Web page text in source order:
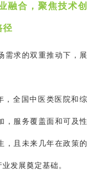
融合，聚焦技术创
径
需求的双重推动下，展
，全国中医类医院和综
，服务覆盖面和可及性
，且未来几年在政策的
发展奠定基础。